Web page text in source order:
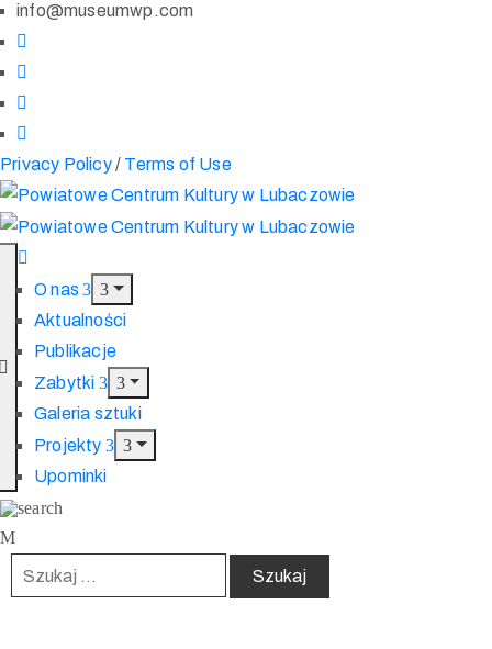
info@museumwp.com
Privacy Policy/ Terms of Use
O nas
Aktualności
Publikacje
Zabytki
Galeria sztuki
Projekty
Upominki